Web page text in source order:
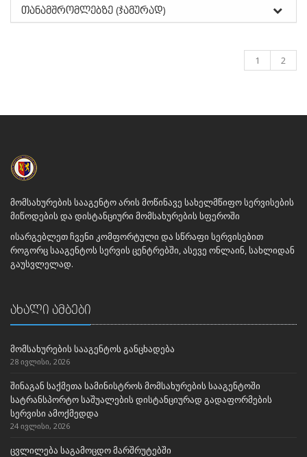
თანამშრომლებზე (ჯამურად)
1 2
მომსახურების სააგენტო არის მოწინავე სახელმწიფო სერვისების
მიწოდების და დისტანციური მომსახურების სფეროში
ისარგებლეთ ჩვენი კომფორტული და სწრაფი სერვისებით
როგორც სააგენტოს სერვის ცენტრებში, ასევე ონლაინ, სახლიდან
გაუსვლელად.
ახალი ამბები
მომსახურების სააგენტოს განცხადება
28 ივლისი, 2026
შინაგან საქმეთა სამინისტროს მომსახურების სააგენტოში
სატრანსპორტო საშუალების დისტანციურად გადაფორმების
სერვისი ამოქმედდა
24 ივლისი, 2026
ცვლილება საგამოცდო მარშრუტებში